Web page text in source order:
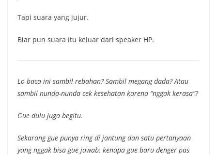
Tapi suara yang jujur.
Biar pun suara itu keluar dari speaker HP.
Lo baca ini sambil rebahan? Sambil megang dada? Atau
sambil nunda-nunda cek kesehatan karena “nggak kerasa”?
Gue dulu juga begitu.
Sekarang gue punya ring di jantung dan satu pertanyaan
yang nggak bisa gue jawab: kenapa gue baru denger pas